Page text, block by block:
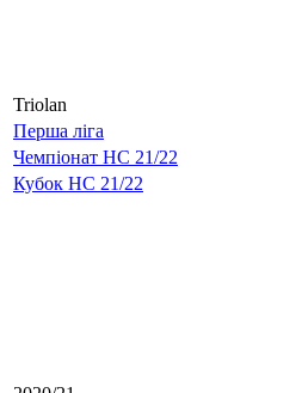
Triolan
Перша ліга
Чемпіонат НС 21/22
Кубок НС 21/22